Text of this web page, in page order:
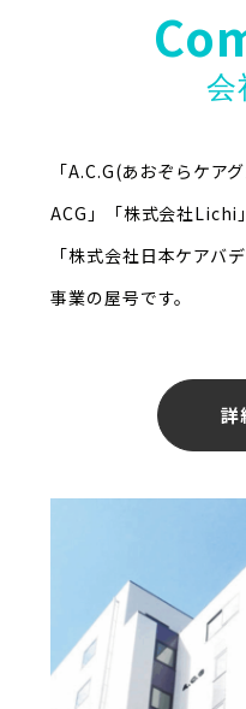
会
「A.C.G(あおぞらケア
ACG」「株式会社Lichi
「株式会社日本ケアバ
事業の屋号です。
詳